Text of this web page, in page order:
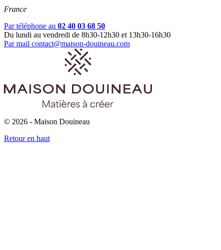
France
Par téléphone au 02 40 03 68 50
Du lundi au vendredi de 8h30-12h30 et 13h30-16h30
Par mail contact@maison-douineau.com
© 2026 - Maison Douineau
Retour en haut